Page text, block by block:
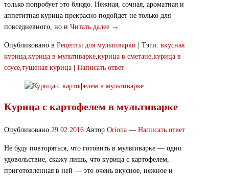
только попробует это блюдо. Нежная, сочная, ароматная и
аппетитная курица прекрасно подойдет не только для
повседневного, но и Читать далее →
Опубликовано в Рецепты для мультиварки Тэги: вкусная
курица,курица в мультиварке,курица в сметане,курица в
соусе,тушеная курица Написать ответ
Курица с картофелем в мультиварке
Опубликовано 29.02.2016 Автор Oriona — Написать ответ
Не буду повторяться, что готовить в мультиварке — одно
удовольствие, скажу лишь, что курица с картофелем,
приготовленная в ней — это очень вкусное, нежное и